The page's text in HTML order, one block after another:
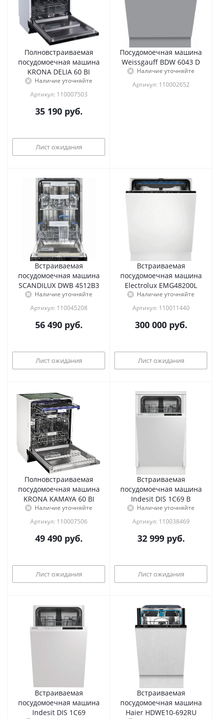
Полновстраиваемая
посудомоечная машина
KRONA DELIA 60 BI
Наличие уточняйте
Артикул: 110007503
35 190руб.
Лист ожидания
Посудомоечная машина
Weissgauff BDW 6043 D
Наличие уточняйте
Артикул: 110002652
Встраиваемая
посудомоечная машина
SCANDILUX DWB 4512B3
Наличие уточняйте
Артикул: 110045208
56 490руб.
Лист ожидания
Встраиваемая
посудомоечная машина
Electrolux EMG48200L
Наличие уточняйте
Артикул: 110011440
300 000руб.
Лист ожидания
Полновстраиваемая
посудомоечная машина
KRONA KAMAYA 60 BI
Наличие уточняйте
Артикул: 110007506
49 490руб.
Лист ожидания
Встраиваемая
посудомоечная машина
Indesit DIS 1C69 B
Наличие уточняйте
Артикул: 110038469
32 999руб.
Лист ожидания
Встраиваемая
посудомоечная машина
Indesit DIS 1C69
Встраиваемая
посудомоечная машина
Haier HDWE10-692RU